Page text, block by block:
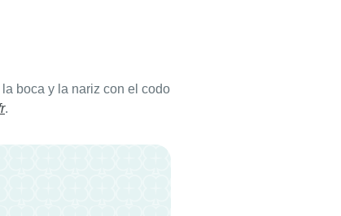
boca y la nariz con el codo
.